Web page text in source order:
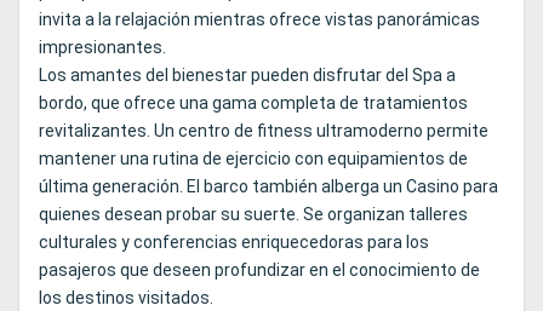
invita a la relajación mientras ofrece vistas panorámicas
impresionantes.
Los amantes del bienestar pueden disfrutar del Spa a
bordo, que ofrece una gama completa de tratamientos
revitalizantes. Un centro de fitness ultramoderno permite
mantener una rutina de ejercicio con equipamientos de
última generación. El barco también alberga un Casino para
quienes desean probar su suerte. Se organizan talleres
culturales y conferencias enriquecedoras para los
pasajeros que deseen profundizar en el conocimiento de
los destinos visitados.